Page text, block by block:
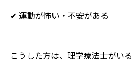
✔ 運動が怖い・不安がある
こうした方は、理学療法士がい